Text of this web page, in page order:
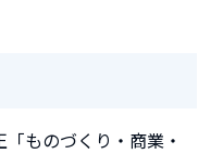
ものづくり・商業・